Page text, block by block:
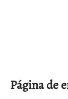
Página de